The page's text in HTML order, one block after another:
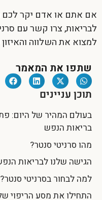
אם אתם או אדם יקר לכם
לבריאות, צרו קשר עם
למצוא את השלווה
שתפו את המאמר
תוכן עניינים
בעולם המהיר של היום:
בריאות הנפש
מהו סרניטי סנטר?
הגישה שלנו לבריאות
למה לבחור בסרניטי סנטר?
התחילו את מסע הריפוי